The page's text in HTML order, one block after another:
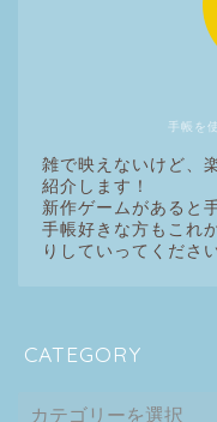
手帳を
雑で映えないけど、
紹介します！
新作ゲームがあると
手帳好きな方もこれ
りしていってください
CATEGORY